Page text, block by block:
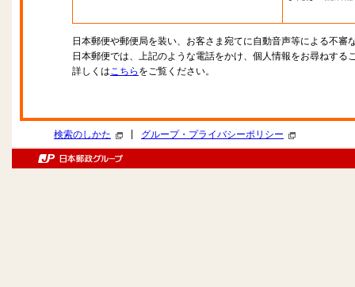
日本郵便や郵便局を装い、お客さま宛てに自動音声等による不審
日本郵便では、上記のような電話をかけ、個人情報をお尋ねする
詳しくはこちら をご覧ください。
検索のしかた グループ・プライバシーポリシー